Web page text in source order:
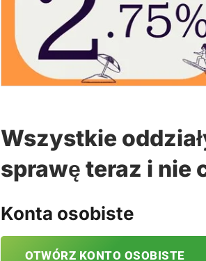
Wszystkie
sprawę teraz i nie
Konta osobiste
OTWÓRZ KONTO OSOBISTE